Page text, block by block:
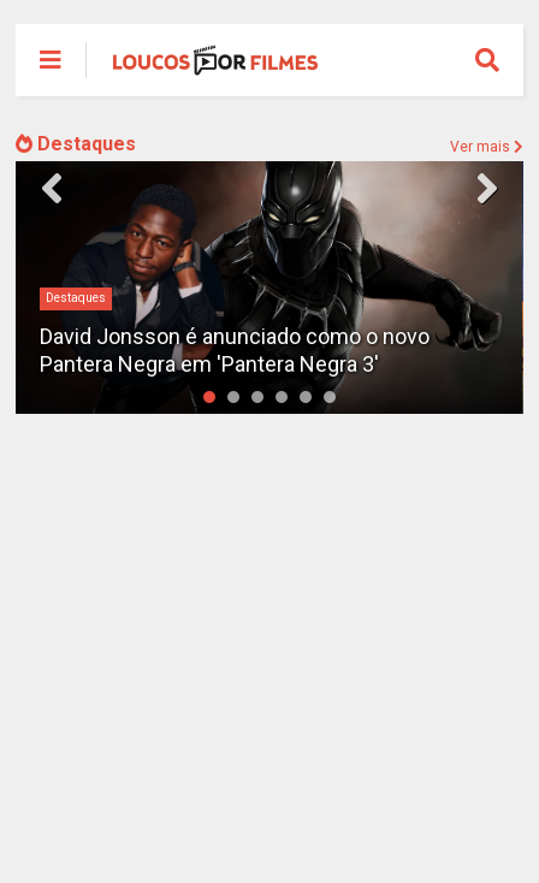
Destaques Ver mais
Destaques
David Jonsson é anunciado como o novo
Pantera Negra em 'Pantera Negra 3'